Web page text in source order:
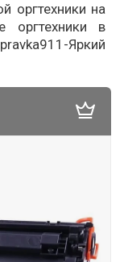
оргтехники на
оргтехники в
Яркий